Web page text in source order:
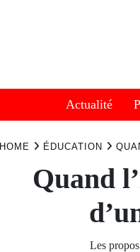
Actualité
HOME ÉDUCATION
Quand
Les